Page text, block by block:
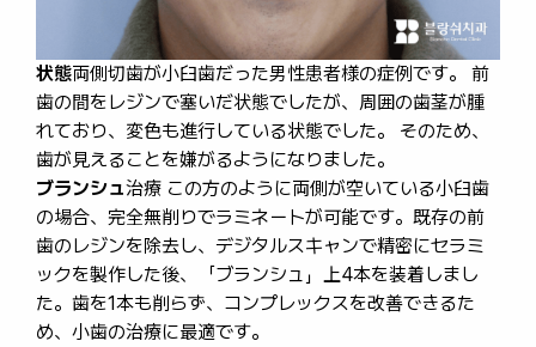
状態両側切歯が小臼歯だった男性患者様の症例です。 前
歯の間をレジンで塞いだ状態でしたが、周囲の歯茎が腫
れており、変色も進行している状態でした。 そのため、
歯が見えることを嫌がるようになりました。
ブランシュ治療 この方のように両側が空いている小臼歯
の場合、完全無削りでラミネートが可能です。既存の前
歯のレジンを除去し、デジタルスキャンで精密にセラミ
ックを製作した後、「ブランシュ」上4本を装着しまし
た。歯を1本も削らず、コンプレックスを改善できるた
め、小歯の治療に最適です。